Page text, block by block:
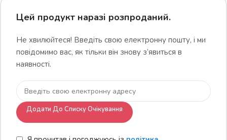
Цей продукт наразі розпроданий.
Не хвилюйтеся! Введіть свою електронну пошту, і ми
повідомимо вас, як тільки він знову з’явиться в
наявності.
Додати До Списку Очікування